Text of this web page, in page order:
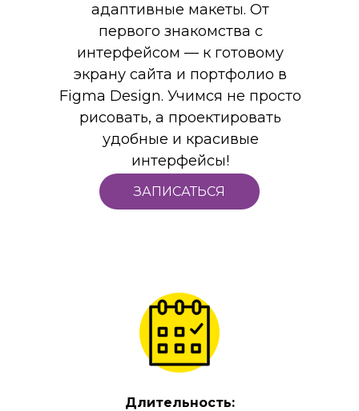
ЗАПИСАТЬСЯ
адаптивные макеты. От
первого знакомства с
интерфейсом — к готовому
экрану сайта и портфолио в
Figma Design. Учимся не просто
рисовать, а проектировать
удобные и красивые
интерфейсы!
Длительность: